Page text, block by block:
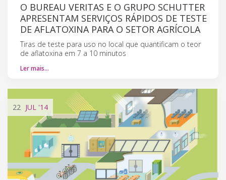
O BUREAU VERITAS E O GRUPO SCHUTTER
APRESENTAM SERVIÇOS RÁPIDOS DE TESTE
DE AFLATOXINA PARA O SETOR AGRÍCOLA
Tiras de teste para uso no local que quantificam o teor
de aflatoxina em 7 a 10 minutos
Ler mais…
22 JUL '14